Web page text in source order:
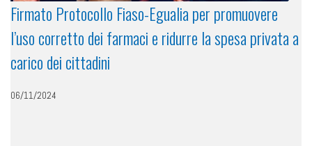
Firmato Protocollo Fiaso-Egualia per promuovere
l’uso corretto dei farmaci e ridurre la spesa privata a
carico dei cittadini
06/11/2024